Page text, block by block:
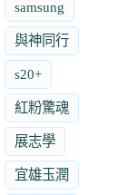
samsung
與神同行
s20+
紅粉驚魂
展志學
宜雄玉潤